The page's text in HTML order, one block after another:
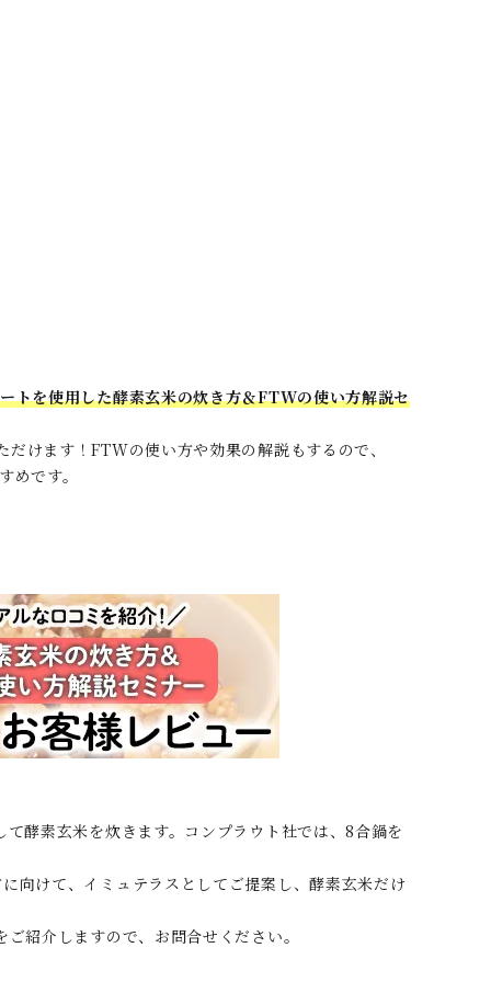
トを使用した酵素玄米の炊き方＆FTWの使い方解説セ
けます！FTWの使い方や効果の解説もするので、
です。
酵素玄米を炊きます。コンプラウト社では、8合鍋を
向けて、イミュテラスとしてご提案し、酵素玄米だけ
紹介しますので、お問合せください。